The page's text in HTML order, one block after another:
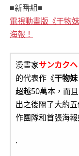
■新番組■
電視動畫版《干物
海報！
漫畫家サンカクヘ
的代表作《干物
超越50萬本，而
出之後隔了大約
作團隊和首張海報
.